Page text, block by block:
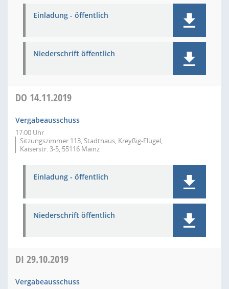
Einladung - öffentlich
Niederschrift öffentlich
DO 14.11.2019
Vergabeausschuss
17:00 Uhr
Sitzungszimmer 113, Stadthaus, Kreyßig-Flügel,
Kaiserstr. 3-5, 55116 Mainz
Einladung - öffentlich
Niederschrift öffentlich
DI 29.10.2019
Vergabeausschuss